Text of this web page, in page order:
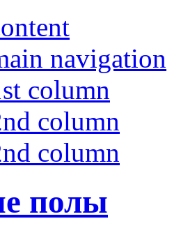
navigation
column
column
column
полы